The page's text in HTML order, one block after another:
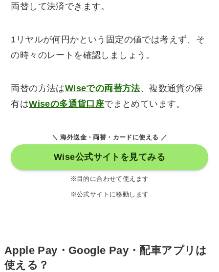
両替して決済できます。
1リヤルが何円かという固定の値では考えず、そ
の時々のレートを確認しましょう。
両替の方法はWiseでの両替方法、複数通貨の保
有はWiseの多通貨口座でまとめています。
＼ 海外送金・両替・カードに使える ／
Wise公式サイトを見てみる
※目的に合わせて使えます
※公式サイトに移動します
Apple Pay・Google Pay・配車アプリは
使える？